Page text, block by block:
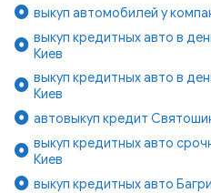
выкуп автомобилей у
выкуп кредитных авто в
Киев
выкуп кредитных авто в
Киев
автовыкуп кредит
выкуп кредитных авто
Киев
выкуп кредитных авто